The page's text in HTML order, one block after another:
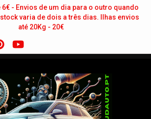
6€ - Envios de um dia para o outro quando
varia de dois a três dias. Ilhas envios
até 20Kg - 20€